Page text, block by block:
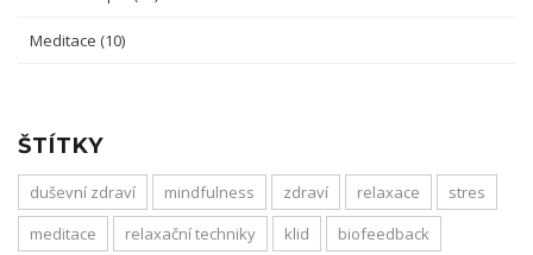
Meditace (10)
ŠTÍTKY
duševní zdraví mindfulness zdraví relaxace
stres
meditace
relaxační techniky klid
biofeedback